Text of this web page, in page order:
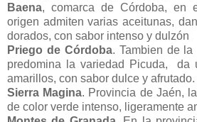
Baena, comarca de Córdoba, en
origen admiten varias aceitunas,
dorados, con sabor intenso y dulzón
Priego de Córdoba. Tambien de la
predomina la variedad Picuda, da
amarillos, con sabor dulce y afrutado.
Sierra Magina. Provincia de Jaén,
de color verde intenso, ligeramente